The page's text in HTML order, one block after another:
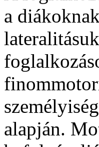
a
alapján.